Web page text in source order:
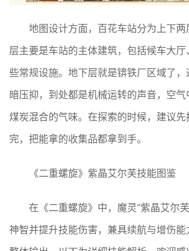
地图设计方面，百花车站分为上下
层主要是车站的主体建筑，包括候车大
些常规设施。地下层就是锛铁厂区域了
暗压抑，到处都是机械运转的声音，空
煤炭混合的气味。在探索的时候，建议
完，把能拿的收集品都拿到手。
《二重螺旋》紫晶艾尔芙技能图鉴
在《二重螺旋》中，魔灵“紫晶艾尔
神智并提升技能伤害，兼具续航与增伤